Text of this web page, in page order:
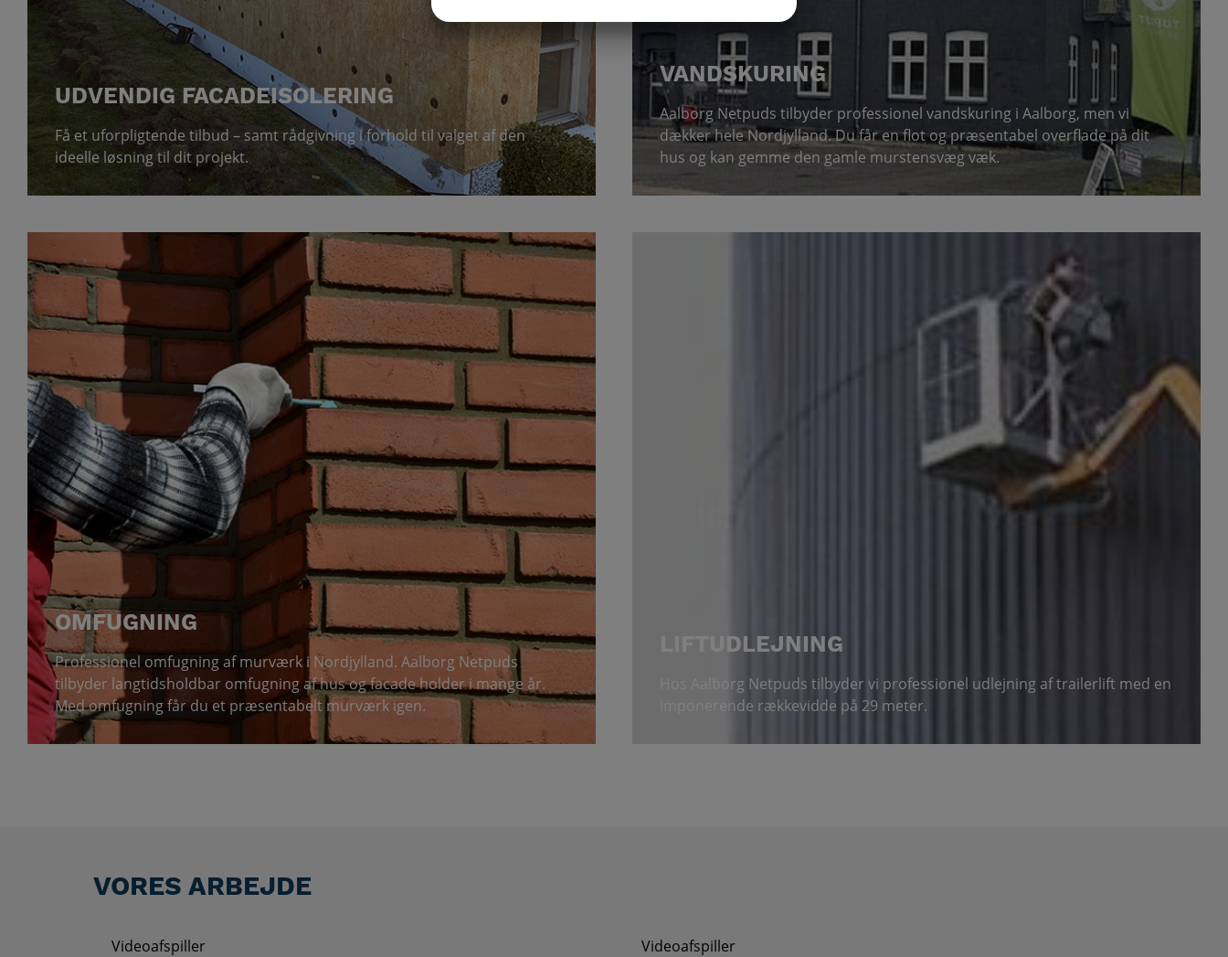
UDVENDIG FACADEISOLERING
Få et uforpligtende tilbud – samt rådgivning i forhold til valget af den
ideelle løsning til dit projekt.
VANDSKURING
Aalborg Netpuds tilbyder professionel vandskuring i Aalborg, men vi
dækker hele Nordjylland. Du får en flot og præsentabel overflade på dit
hus og kan gemme den gamle murstensvæg væk.
OMFUGNING
Professionel omfugning af murværk i Nordjylland. Aalborg Netpuds
tilbyder langtidsholdbar omfugning af hus og facade holder i mange år.
Med omfugning får du et præsentabelt murværk igen.
LIFTUDLEJNING
Hos Aalborg Netpuds tilbyder vi professionel udlejning af trailerlift med en
imponerende rækkevidde på 29 meter.
VORES ARBEJDE
Videoafspiller Videoafspiller
MARKETING